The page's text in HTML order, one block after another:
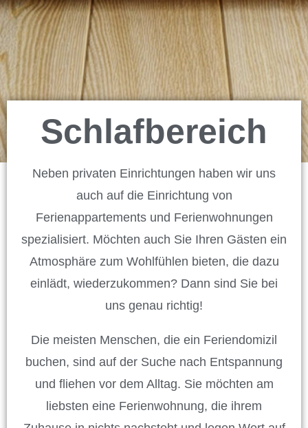
Schlaf­bereich
Neben privaten Einrichtungen haben wir uns
auch auf die Einrichtung von
Ferienappartements und Ferienwohnungen
spezialisiert. Möchten auch Sie Ihren Gästen ein
Atmosphäre zum Wohlfühlen bieten, die dazu
einlädt, wiederzukommen? Dann sind Sie bei
uns genau richtig!
Die meisten Menschen, die ein Feriendomizil
buchen, sind auf der Suche nach Entspannung
und fliehen vor dem Alltag. Sie möchten am
liebsten eine Ferienwohnung, die ihrem